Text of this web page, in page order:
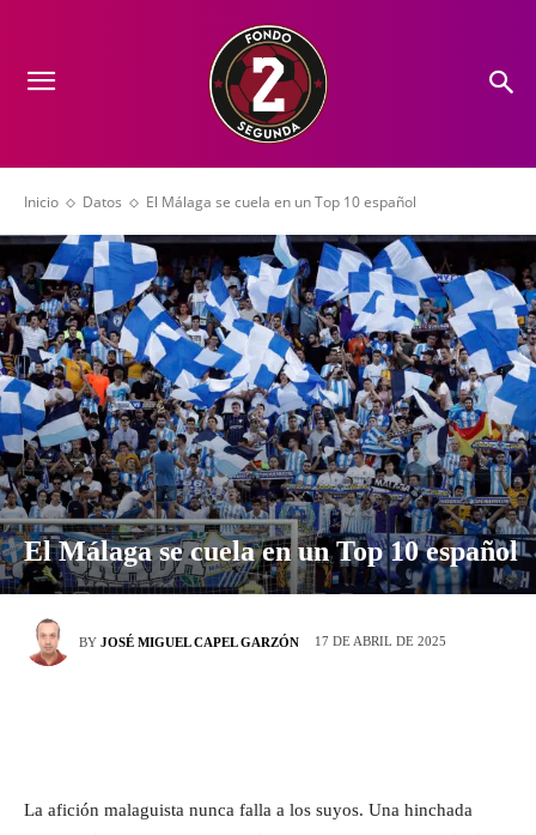
Inicio Datos El Málaga se cuela en un Top 10 español
El Málaga se cuela en un Top 10 español
BY JOSÉ MIGUEL CAPEL GARZÓN 17 DE ABRIL DE 2025
La afición malaguista nunca falla a los suyos. Una hinchada